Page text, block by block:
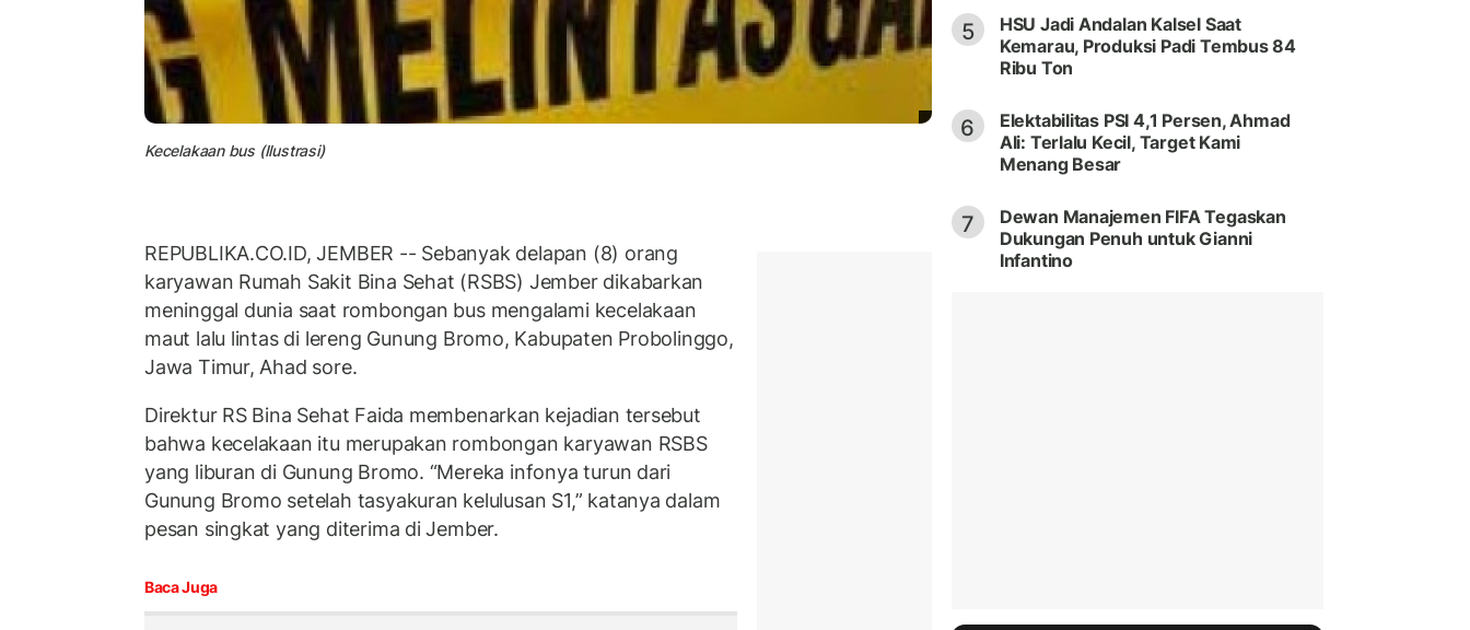
Kecelakaan bus (Ilustrasi)
REPUBLIKA.CO.ID, JEMBER -- Sebanyak delapan (8) orang
karyawan Rumah Sakit Bina Sehat (RSBS) Jember dikabarkan
meninggal dunia saat rombongan bus mengalami kecelakaan
maut lalu lintas di lereng Gunung Bromo, Kabupaten Probolinggo,
Jawa Timur, Ahad sore.
Direktur RS Bina Sehat Faida membenarkan kejadian tersebut
bahwa kecelakaan itu merupakan rombongan karyawan RSBS
yang liburan di Gunung Bromo. “Mereka infonya turun dari
Gunung Bromo setelah tasyakuran kelulusan S1,” katanya dalam
pesan singkat yang diterima di Jember.
Baca Juga
5
HSU Jadi Andalan Kalsel Saat
Kemarau, Produksi Padi Tembus 84
Ribu Ton
6
Elektabilitas PSI 4,1 Persen, Ahmad
Ali: Terlalu Kecil, Target Kami
Menang Besar
7
Dewan Manajemen FIFA Tegaskan
Dukungan Penuh untuk Gianni
Infantino